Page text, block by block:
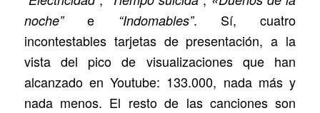
noche”e “Indomables”. Sí, cuatro
incontestables tarjetas de presentación, a la
vista del pico de visualizaciones que han
alcanzado en Youtube: 133.000, nada más y
nada menos. El resto de las canciones son